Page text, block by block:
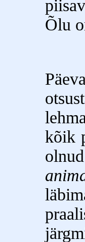
Õlu
kõik